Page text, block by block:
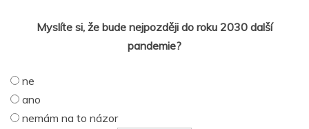
Myslíte si, že bude nejpozději do roku 2030 další
pandemie?
ne
ano
nemám na to názor